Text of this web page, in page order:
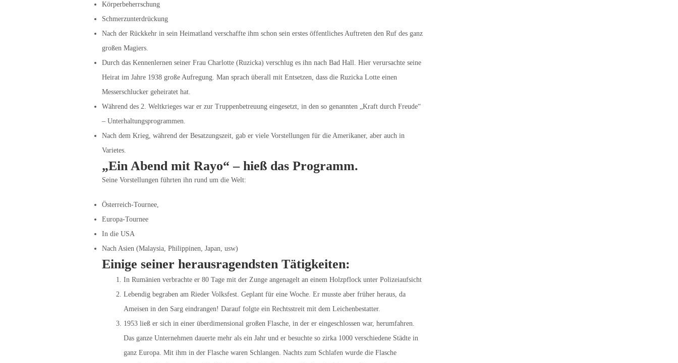
Körperbeherrschung
Schmerzunterdrückung
Nach der Rückkehr in sein Heimatland verschaffte ihm schon sein erstes öffentliches Auftreten den Ruf des ganz
großen Magiers.
Durch das Kennenlernen seiner Frau Charlotte (Ruzicka) verschlug es ihn nach Bad Hall. Hier verursachte seine
Heirat im Jahre 1938 große Aufregung. Man sprach überall mit Entsetzen, dass die Ruzicka Lotte einen
Messerschlucker geheiratet hat.
Während des 2. Weltkrieges war er zur Truppenbetreuung eingesetzt, in den so genannten „Kraft durch Freude“
– Unterhaltungsprogrammen.
Nach dem Krieg, während der Besatzungszeit, gab er viele Vorstellungen für die Amerikaner, aber auch in
Varietes.
„Ein Abend mit Rayo“ – hieß das Programm.
Seine Vorstellungen führten ihn rund um die Welt:
Österreich-Tournee,
Europa-Tournee
In die USA
Nach Asien (Malaysia, Philippinen, Japan, usw)
Einige seiner herausragendsten Tätigkeiten:
In Rumänien verbrachte er 80 Tage mit der Zunge angenagelt an einem Holzpflock unter Polizeiaufsicht
Lebendig begraben am Rieder Volksfest. Geplant für eine Woche. Er musste aber früher heraus, da
Ameisen in den Sarg eindrangen! Darauf folgte ein Rechtsstreit mit dem Leichenbestatter.
1953 ließ er sich in einer überdimensional großen Flasche, in der er eingeschlossen war, herumfahren.
Das ganze Unternehmen dauerte mehr als ein Jahr und er besuchte so zirka 1000 verschiedene Städte in
ganz Europa. Mit ihm in der Flasche waren Schlangen. Nachts zum Schlafen wurde die Flasche